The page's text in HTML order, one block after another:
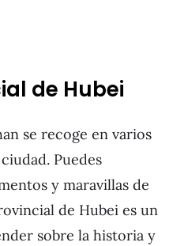
de Hubei
se recoge en varios
Puedes
y maravillas de
de Hubei es un
sobre la historia y